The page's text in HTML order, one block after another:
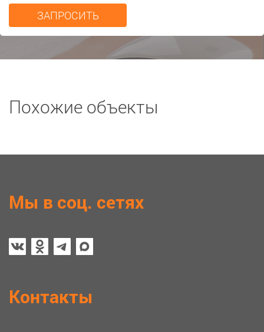
Похожие объекты
Мы в соц. сетях
Контакты